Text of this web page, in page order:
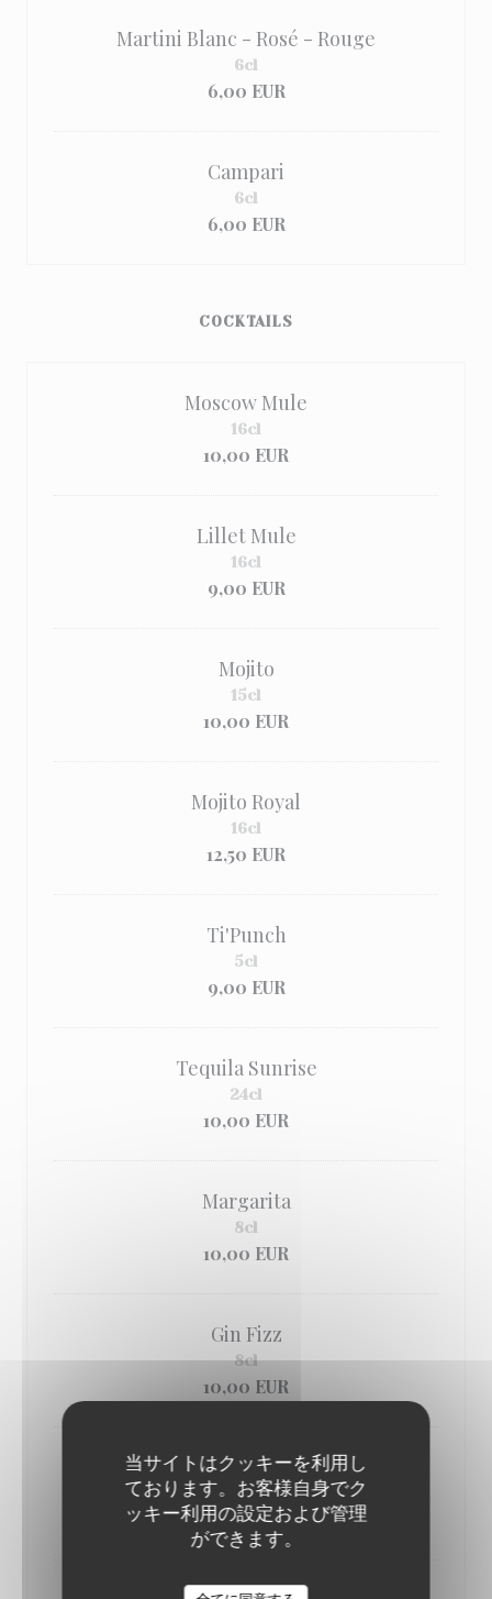
当サイトはクッキーを利用し
ております。お客様自身でク
ッキー利用の設定および管理
ができます。
Martini Blanc - Rosé - Rouge
6,00 EUR
6cl
Campari
6,00 EUR
6cl
COCKTAILS
Moscow Mule
10,00 EUR
16cl
Lillet Mule
9,00 EUR
16cl
Mojito
10,00 EUR
15cl
Mojito Royal
12,50 EUR
16cl
Ti'Punch
9,00 EUR
5cl
Tequila Sunrise
10,00 EUR
24cl
Margarita
10,00 EUR
8cl
Gin Fizz
10,00 EUR
8cl
Gin Tonic
10,00 EUR
18cl